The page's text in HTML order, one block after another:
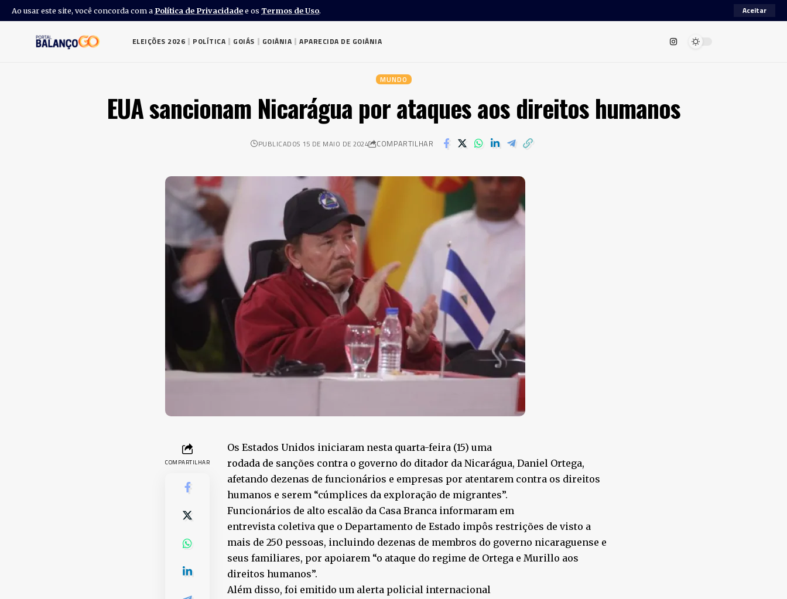
Ao usar este site, você concorda com a Política de Privacidadee os Termos de Uso. Aceitar
ELEIÇÕES 2026 POLÍTICA GOIÁS GOIÂNIA APARECIDA DE GOIÂNIA
MUNDO
EUA sancionam Nicarágua por ataques aos direitos humanos
PUBLICADOS 15 DE MAIO DE 2024 COMPARTILHAR
COMPARTILHAR
Os Estados Unidos iniciaram nesta quarta-feira (15) uma
rodada de sanções contra o governo do ditador da Nicarágua, Daniel Ortega,
afetando dezenas de funcionários e empresas por atentarem contra os direitos
humanos e serem “cúmplices da exploração de migrantes”.
Funcionários de alto escalão da Casa Branca informaram em
entrevista coletiva que o Departamento de Estado impôs restrições de visto a
mais de 250 pessoas, incluindo dezenas de membros do governo nicaraguense e
seus familiares, por apoiarem “o ataque do regime de Ortega e Murillo aos
direitos humanos”.
Além disso, foi emitido um alerta policial internacional